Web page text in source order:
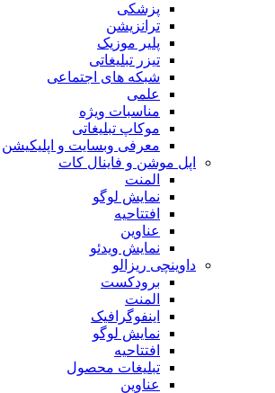
پزشکی
ترانزیشن
پلیر موزیک
تیزر تبلیغاتی
شبکه های اجتماعی
علمی
مناسبات ویژه
موکاپ تبلیغاتی
معرفی وبسایت و اپلیکیشن
اپل موشن و فاینال کات
المنت
نمایش لوگو
افتتاحیه
عناوین
نمایش ویدئو
داوینچی ریزالو
برودکست
المنت
اینفوگرافیک
نمایش لوگو
افتتاحیه
تبلیغات محصول
عناوین